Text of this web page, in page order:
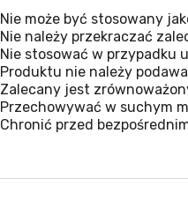
Nie może być stosowany
Nie należy przekraczać
Nie stosować w przypadku
Produktu nie należy
Zalecany jest
Przechowywać w suchym
Chronić przed